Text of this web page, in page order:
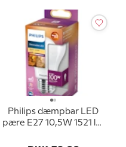
Philips dæmpbar LED
pære E27 10,5W 1521 lm